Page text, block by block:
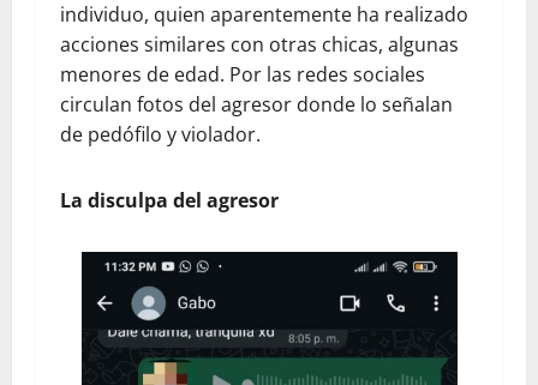
individuo, quien aparentemente ha realizado
acciones similares con otras chicas, algunas
menores de edad. Por las redes sociales
circulan fotos del agresor donde lo señalan
de pedófilo y violador.
La disculpa del agresor